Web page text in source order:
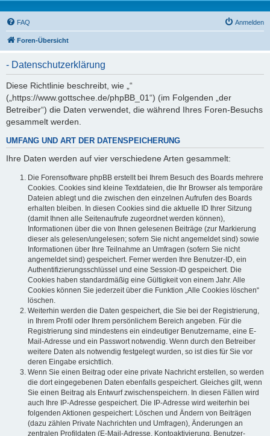
FAQ Anmelden
Foren-Übersicht
- Datenschutzerklärung
Diese Richtlinie beschreibt, wie „“
(„https://www.gottschee.de/phpBB_01“) (im Folgenden „der
Betreiber“) die Daten verwendet, die während Ihres Foren-Besuchs
gesammelt werden.
UMFANG UND ART DER DATENSPEICHERUNG
Ihre Daten werden auf vier verschiedene Arten gesammelt:
Die Forensoftware phpBB erstellt bei Ihrem Besuch des Boards mehrere
Cookies. Cookies sind kleine Textdateien, die Ihr Browser als temporäre
Dateien ablegt und die zwischen den einzelnen Aufrufen des Boards
erhalten bleiben. In diesen Cookies sind die aktuelle ID Ihrer Sitzung
(damit Ihnen alle Seitenaufrufe zugeordnet werden können),
Informationen über die von Ihnen gelesenen Beiträge (zur Markierung
dieser als gelesen/ungelesen; sofern Sie nicht angemeldet sind) sowie
Informationen über Ihre Teilnahme an Umfragen (sofern Sie nicht
angemeldet sind) gespeichert. Ferner werden Ihre Benutzer-ID, ein
Authentifizierungsschlüssel und eine Session-ID gespeichert. Die
Cookies haben standardmäßig eine Gültigkeit von einem Jahr. Alle
Cookies können Sie jederzeit über die Funktion „Alle Cookies löschen“
löschen.
Weiterhin werden die Daten gespeichert, die Sie bei der Registrierung,
in Ihrem Profil oder Ihrem persönlichem Bereich angeben. Für die
Registrierung sind mindestens ein eindeutiger Benutzername, eine E-
Mail-Adresse und ein Passwort notwendig. Wenn durch den Betreiber
weitere Daten als notwendig festgelegt wurden, so ist dies für Sie vor
deren Eingabe ersichtlich.
Wenn Sie einen Beitrag oder eine private Nachricht erstellen, so werden
die dort eingegebenen Daten ebenfalls gespeichert. Gleiches gilt, wenn
Sie einen Beitrag als Entwurf zwischenspeichern. In diesen Fällen wird
auch Ihre IP-Adresse gespeichert. Die IP-Adresse wird weiterhin bei
folgenden Aktionen gespeichert: Löschen und Ändern von Beiträgen
(dazu zählen Private Nachrichten und Umfragen), Änderungen an
zentralen Profildaten (E-Mail-Adresse, Kontoaktivierung, Benutzer-